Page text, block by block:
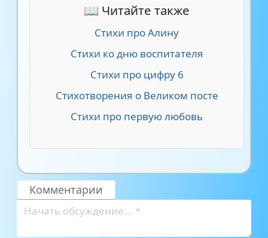
📖 Читайте также
Стихи про Алину
Стихи ко дню воспитателя
Стихи про цифру 6
Стихотворения о Великом посте
Стихи про первую любовь
Комментарии